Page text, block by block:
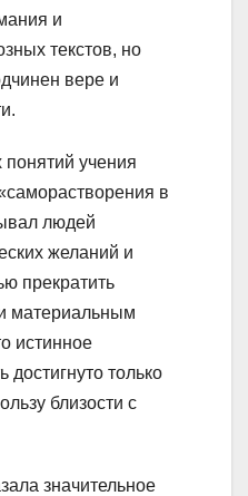
и
текстов, но
вере и
учения
в
людей
желаний и
прекратить
материальным
истинное
только
близости с
значительное